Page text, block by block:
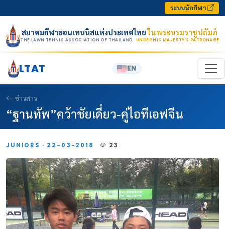
ระบบนักกีฬา
สมาคมกีฬาลอนเทนนิสแห่งประเทศไทยในพระบรมราชูปถัมภ์
THE LAWN TENNIS ASSOCIATION OF THAILAND · UNDER HIS MAJESTY’S PATRONAGE
LTAT EN
ข่าวสาร
“ฐานทัพ”คว้าชัยเดี่ยว-คู่ไอทีเอฟจีน
JUNIORS · 22-03-2018 23